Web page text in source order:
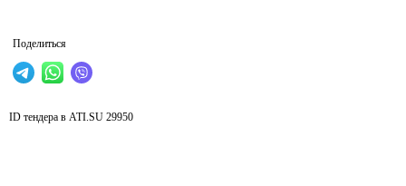
Поделиться
ID тендера в ATI.SU 29950